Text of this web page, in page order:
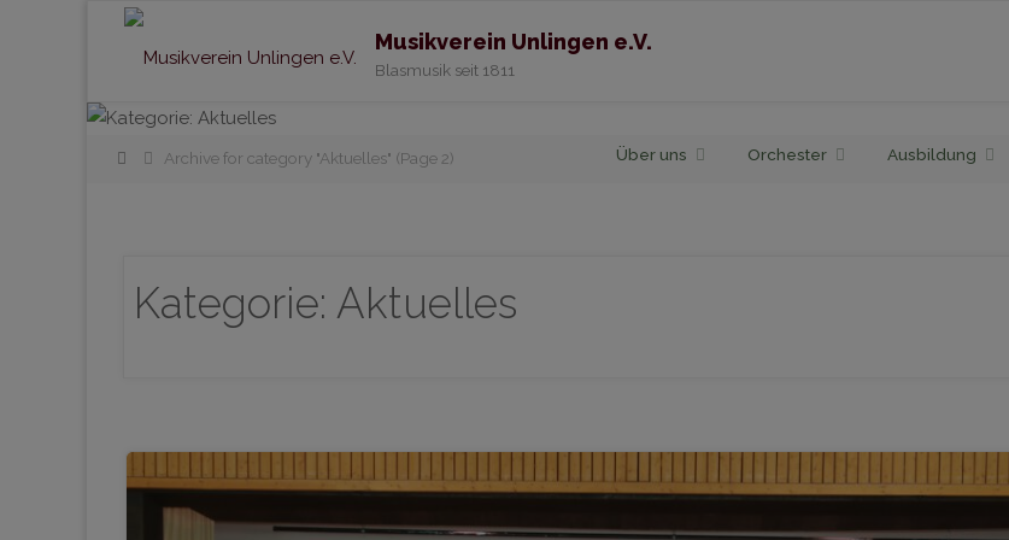
Musikverein Unlingen e.V.
Blasmusik seit 1811
Über uns Orchester Ausbildung
HomeArchive for category "Aktuelles" (Page 2)
Kategorie: Aktuelles